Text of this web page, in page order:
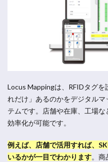
Locus Mappingは、RFIDタグ
れだけ」あるのかをデジタル
テムです。店舗や在庫、工場
効率化が可能です。
例えば、店舗で活用すれば、
いるかが一目でわかります。 商